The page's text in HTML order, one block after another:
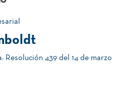
Resolución 439 del 14 de marzo